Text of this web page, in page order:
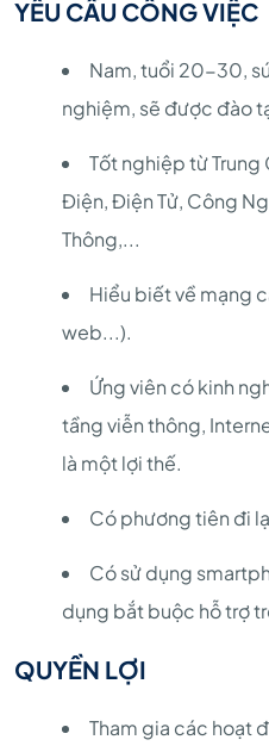
YÊU CẦU CÔNG VIỆC
Nam, tuổi 20-30,
nghiệm, sẽ được đào
Tốt nghiệp từ Trung
Điện, Điện Tử, Công
Thông,...
Hiểu biết về mạng
web...).
Ứng viên có kinh
tầng viễn thông,
là một lợi thế.
Có phương tiên đi
Có sử dụng
dụng bắt buộc hỗ trợ
QUYỀN LỢI
Tham gia các hoạt